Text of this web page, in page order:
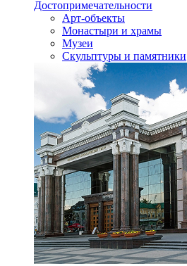
Достопримечательности
Арт-объекты
Монастыри и храмы
Музеи
Скульптуры и памятники